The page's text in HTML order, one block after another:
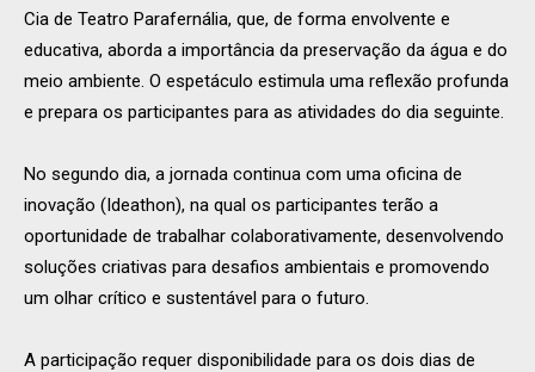
Cia de Teatro Parafernália, que, de forma envolvente e
educativa, aborda a importância da preservação da água e do
meio ambiente. O espetáculo estimula uma reflexão profunda
e prepara os participantes para as atividades do dia seguinte.
No segundo dia, a jornada continua com uma oficina de
inovação (Ideathon), na qual os participantes terão a
oportunidade de trabalhar colaborativamente, desenvolvendo
soluções criativas para desafios ambientais e promovendo
um olhar crítico e sustentável para o futuro.
A participação requer disponibilidade para os dois dias de